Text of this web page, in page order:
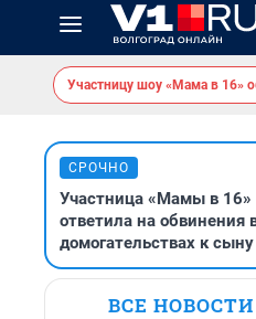
Участницу шоу «Мама в 16»
СРОЧНО
Участница «Мамы в 16»
ответила на обвинения
домогательствах к сыну
ВСЕ НОВОСТИ